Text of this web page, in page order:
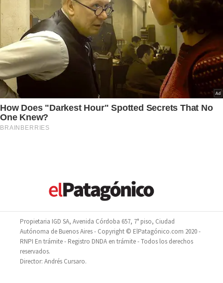
Propietaria IGD SA, Avenida Córdoba 657, 7° piso, Ciudad
Autónoma de Buenos Aires - Copyright © ElPatagónico.com 2020 -
RNPI En trámite - Registro DNDA en trámite - Todos los derechos
reservados.
Director: Andrés Cursaro.